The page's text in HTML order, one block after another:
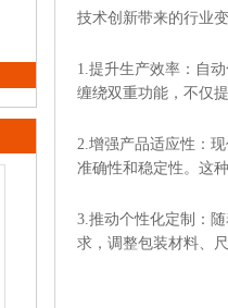
技术创新带来的行业
1.提升生产效率：自
缠绕双重功能，不仅
2.增强产品适应性：
准确性和稳定性。这
3.推动个性化定制：
求，调整包装材料、